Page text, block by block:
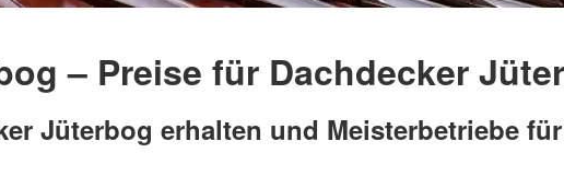
– Preise für Dachdecker
Jüterbog erhalten und Meisterbetriebe